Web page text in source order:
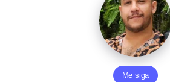
Me siga